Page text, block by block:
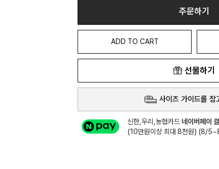
주문하기
ADD TO CART
선물하기
사이즈 가이드를 참
신한,우리,농협카드 네이버페이
(10만원이상 최대 8천원) (8/